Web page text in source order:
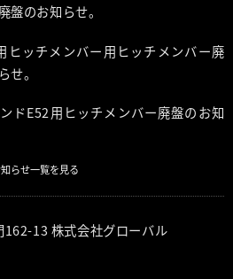
盤のお知らせ。
ヒッチメンバー用ヒッチメンバー廃
せ。
ドE52用ヒッチメンバー廃盤のお知
らせ一覧を見る
162-13 株式会社グローバル